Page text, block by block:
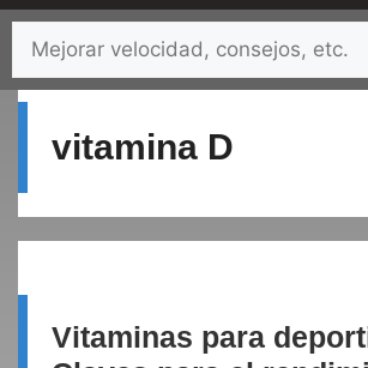
Saltar
contenido
vitamina D
Vitaminas para